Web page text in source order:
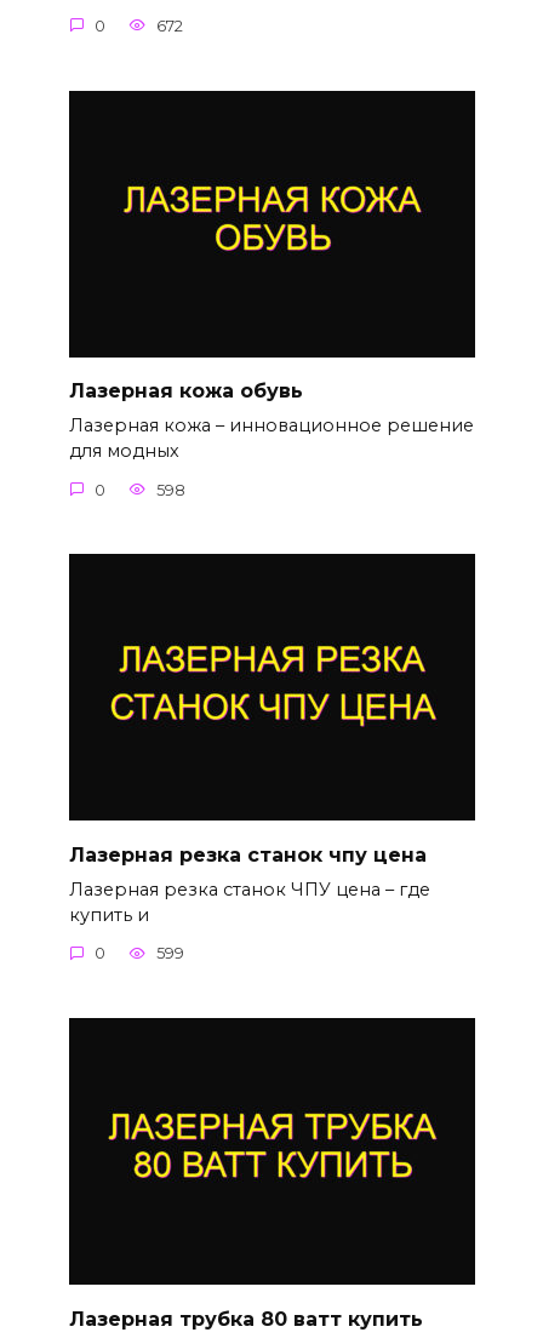
0 672
Лазерная кожа обувь
Лазерная кожа – инновационное решение
для модных
0 598
Лазерная резка станок чпу цена
Лазерная резка станок ЧПУ цена – где
купить и
0 599
Лазерная трубка 80 ватт купить